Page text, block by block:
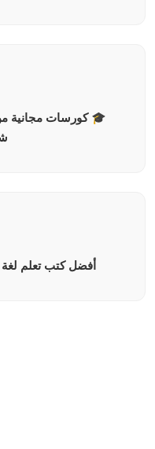
أفضل كتب تعلم لغة